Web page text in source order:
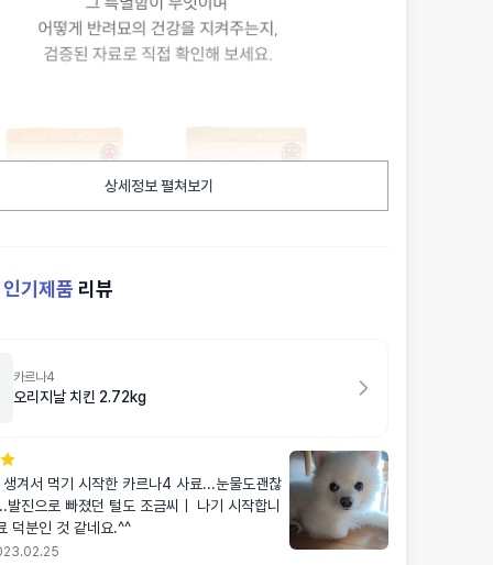
상세정보 펼쳐보기
인기제품 리뷰
카르나4
오리지날 치킨 2.72kg
겨서 먹기 시작한 카르나4 사료...눈물도괜찮
발진으로 빠졌던 털도 조금씨ㅣ 나기 시작합니
덕분인 것 같네요.^^